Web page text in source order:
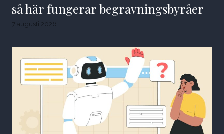
så här fungerar begravningsbyråer
7 augusti 2026